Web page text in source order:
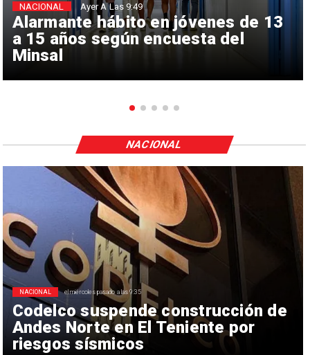
Alarmante hábito en jóvenes de 13
a 15 años según encuesta del
Minsal
NACIONAL Ayer A Las 9:49
Codelco suspende construcción de
Andes Norte en El Teniente por
riesgos sísmicos
NACIONAL el miércoles pasado a las 9:35
NACIONAL